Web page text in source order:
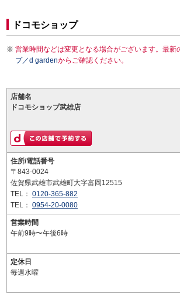
ドコモショップ
営業時間などは変更となる場合がございます。最新
プ／d gardenからご確認ください。
店舗名
ドコモショップ武雄店
住所/電話番号
〒843-0024
佐賀県武雄市武雄町大字富岡12515
TEL： 0120-365-882
TEL： 0954-20-0080
営業時間
午前9時〜午後6時
定休日
毎週水曜